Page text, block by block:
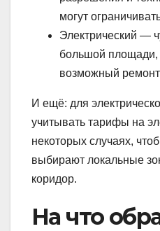
могут
Электрический —
большой площади,
возможный
И ещё: для
учитывать тарифы на
некоторых случаях,
выбирают локальные
коридор.
На что